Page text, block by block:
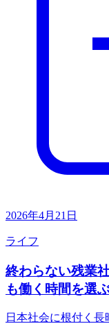
2026年4月21日
ライフ
終わらない残業
も働く時間を選
日本社会に根付く